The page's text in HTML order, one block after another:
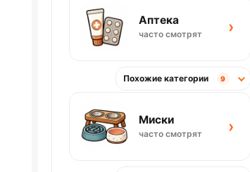
Аптека
часто смотрят ›
Похожие категории 9
Миски
часто смотрят ›